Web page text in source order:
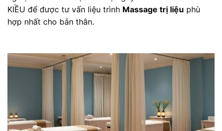
KIỀU để được tư vấn liệu trình Massage trị liệu phù
hợp nhất cho bản thân.